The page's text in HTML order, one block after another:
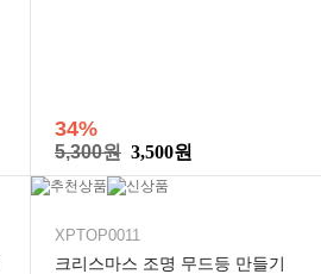
34%
5,300원 3,500원
XPTOP0011
크리스마스 조명 무드등 만들기